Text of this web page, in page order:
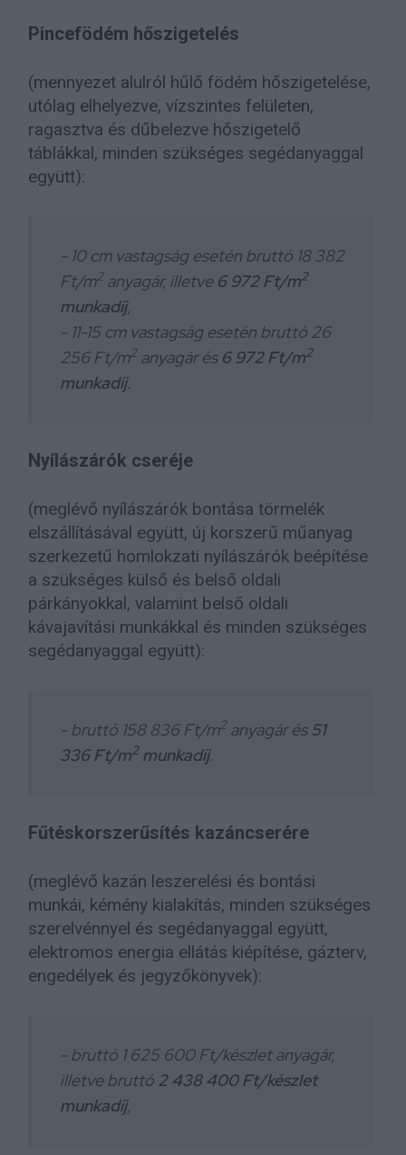
Pincefödém hőszigetelés
(mennyezet alulról hűlő födém hőszigetelése,
utólag elhelyezve, vízszintes felületen,
ragasztva és dűbelezve hőszigetelő
táblákkal, minden szükséges segédanyaggal
együtt):
- 10 cm vastagság esetén bruttó 18 382
Ft/m2anyagár, illetve 6 972 Ft/m2
munkadíj,
- 11-15 cm vastagság esetén bruttó 26
256 Ft/m2anyagár és 6 972 Ft/m2
munkadíj.
Nyílászárók cseréje
(meglévő nyílászárók bontása törmelék
elszállításával együtt, új korszerű műanyag
szerkezetű homlokzati nyílászárók beépítése
a szükséges külső és belső oldali
párkányokkal, valamint belső oldali
kávajavítási munkákkal és minden szükséges
segédanyaggal együtt):
- bruttó 158 836 Ft/m2anyagár és51
336 Ft/m2munkadíj.
Fűtéskorszerűsítés kazáncserére
(meglévő kazán leszerelési és bontási
munkái, kémény kialakítás, minden szükséges
szerelvénnyel és segédanyaggal együtt,
elektromos energia ellátás kiépítése, gázterv,
engedélyek és jegyzőkönyvek):
- bruttó 1 625 600 Ft/készlet anyagár,
illetve bruttó 2 438 400 Ft/készlet
munkadíj,